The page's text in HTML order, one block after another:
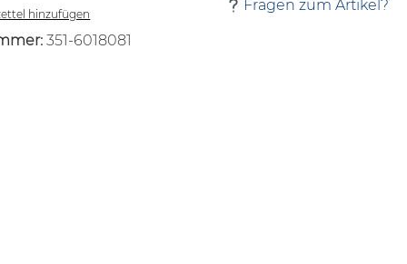
hinzufügen
Fragen zum Artikel?
351-6018081